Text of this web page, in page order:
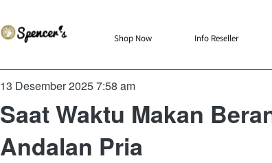
`
Shop Now `
Info Reseller
13 Desember 2025 7:58 am
Saat Waktu Makan
Andalan Pria